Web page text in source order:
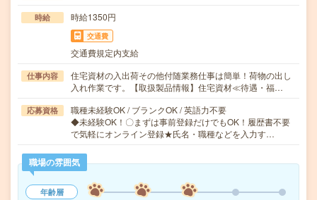
時給 時給1350円
交通費
交通費規定内支給
仕事内容
住宅資材の入出荷その他付随業務仕事は簡単！荷物の出し
入れ作業です。【取扱製品情報】住宅資材≪待遇・福…
応募資格
職種未経験OK / ブランクOK / 英語力不要
◆未経験OK！〇まずは事前登録だけでもOK！履歴書不要
で気軽にオンライン登録★氏名・職種などを入力す…
職場の雰囲気
年齢層